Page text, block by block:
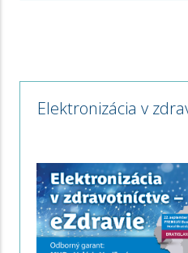
Elektronizácia v